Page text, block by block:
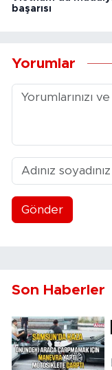
başarısı
Yorumlar
Gönder
Son Haberler